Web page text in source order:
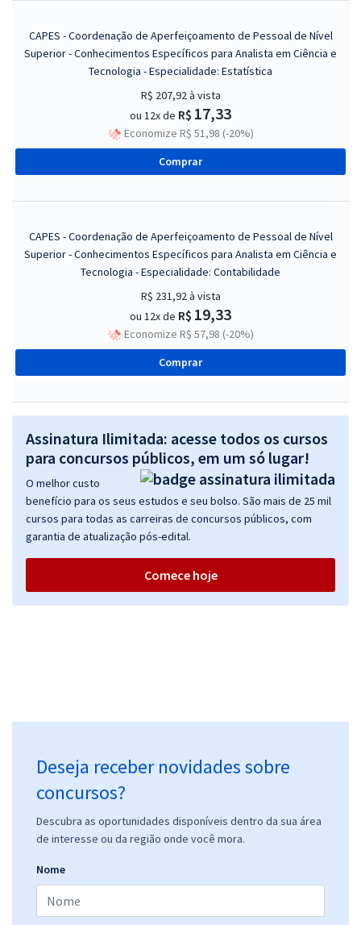
CAPES - Coordenação de Aperfeiçoamento de Pessoal de Nível
Superior - Conhecimentos Específicos para Analista em Ciência e
Tecnologia - Especialidade: Estatística
R$ 207,92à vista
ou 12x de R$ 17,33
Economize R$ 51,98 (-20%)
Comprar
CAPES - Coordenação de Aperfeiçoamento de Pessoal de Nível
Superior - Conhecimentos Específicos para Analista em Ciência e
Tecnologia - Especialidade: Contabilidade
R$ 231,92à vista
ou 12x de R$ 19,33
Economize R$ 57,98 (-20%)
Comprar
Assinatura Ilimitada: acesse todos os cursos
para concursos públicos, em um só lugar!
O melhor custo
benefício para os seus estudos e seu bolso. São mais de 25 mil
cursos para todas as carreiras de concursos públicos, com
garantia de atualização pós-edital.
Comece hoje
Deseja receber novidades sobre
concursos?
Descubra as oportunidades disponíveis dentro da sua área
de interesse ou da região onde você mora.
Nome